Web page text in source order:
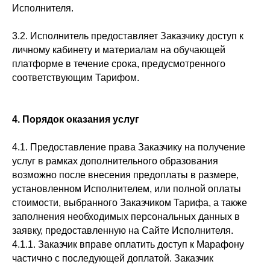
Исполнителя.
3.2. Исполнитель предоставляет Заказчику доступ к
личному кабинету и материалам на обучающей
платформе в течение срока, предусмотренного
соответствующим Тарифом.
4. Порядок оказания услуг
4.1. Предоставление права Заказчику на получение
услуг в рамках дополнительного образования
возможно после внесения предоплаты в размере,
установленном Исполнителем, или полной оплаты
стоимости, выбранного Заказчиком Тарифа, а также
заполнения необходимых персональных данных в
заявку, предоставленную на Сайте Исполнителя.
4.1.1. Заказчик вправе оплатить доступ к Марафону
частично с последующей доплатой. Заказчик